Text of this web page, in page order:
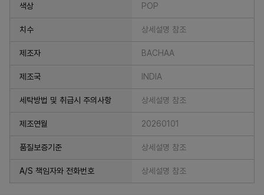
색상 POP
치수 상세설명 참조
제조자 BACHAA
제조국 INDIA
세탁방법 및 취급시 주의사항 상세설명 참조
제조연월 20260101
품질보증기준 상세설명 참조
A/S 책임자와 전화번호 상세설명 참조